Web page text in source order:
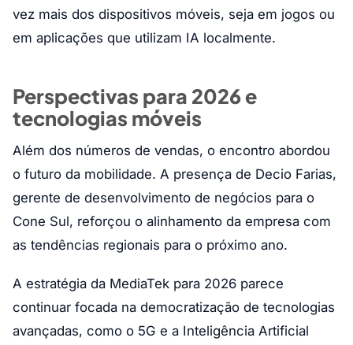
vez mais dos dispositivos móveis, seja em jogos ou
em aplicações que utilizam IA localmente.
Perspectivas para 2026 e
tecnologias móveis
Além dos números de vendas, o encontro abordou
o futuro da mobilidade. A presença de Decio Farias,
gerente de desenvolvimento de negócios para o
Cone Sul, reforçou o alinhamento da empresa com
as tendências regionais para o próximo ano.
A estratégia da MediaTek para 2026 parece
continuar focada na democratização de tecnologias
avançadas, como o 5G e a Inteligência Artificial